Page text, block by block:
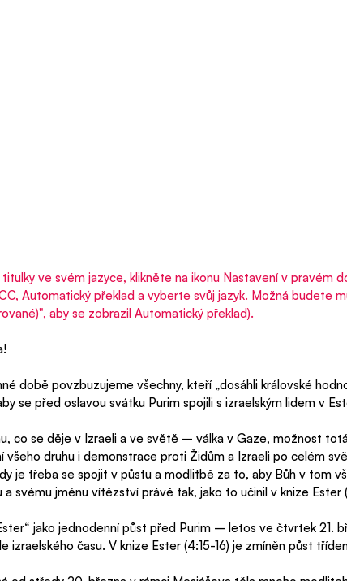
ve svém jazyce, klikněte na ikonu Nastavení v pravém
Automatický překlad a vyberte svůj jazyk. Možná budete
aby se zobrazil Automatický překlad).
době povzbuzujeme všechny, kteří „dosáhli královské
se před oslavou svátku Purim spojili s izraelským lidem v
co se děje v Izraeli a ve světě – válka v Gaze, možnost
všeho druhu i demonstrace proti Židům a Izraeli po celém
je třeba se spojit v půstu a modlitbě za to, aby Bůh v tom
a svému jménu vítězství právě tak, jako to učinil v knize Ester (
jako jednodenní půst před Purim – letos ve čtvrtek 21.
izraelského času. V knize Ester (4:15-16) je zmíněn půst